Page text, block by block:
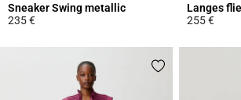
Sneaker Swing metallic
235 €
255 €